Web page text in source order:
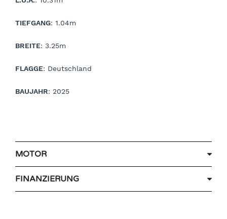
TIEFGANG: 1.04m
BREITE: 3.25m
FLAGGE: Deutschland
BAUJAHR: 2025
MOTOR
FINANZIERUNG